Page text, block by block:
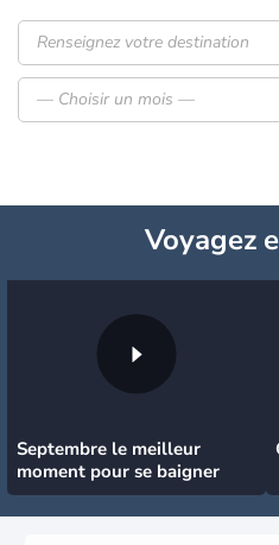
— Choisir un mois —
Voyagez
Septembre le meilleur
moment pour se baigner